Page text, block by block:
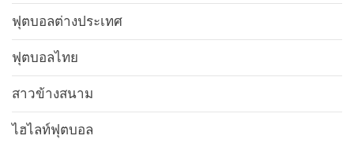
ฟุตบอลต่างประเทศ
ฟุตบอลไทย
สาวข้างสนาม
ไฮไลท์ฟุตบอล